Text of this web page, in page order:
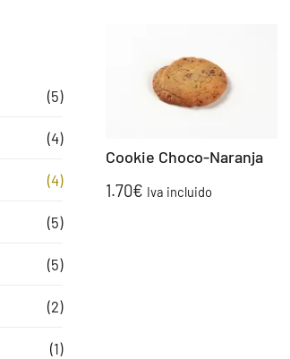
(5)
(4)
(4)
(5)
(5)
(2)
(1)
Cookie Choco-Naranja
1.70€ Iva incluido